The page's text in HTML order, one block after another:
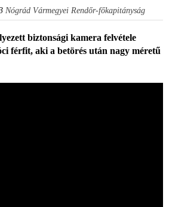
Nógrád Vármegyei Rendőr-főkapitányság
biztonsági kamera felvétele
férfit, aki a betörés után nagy méretű